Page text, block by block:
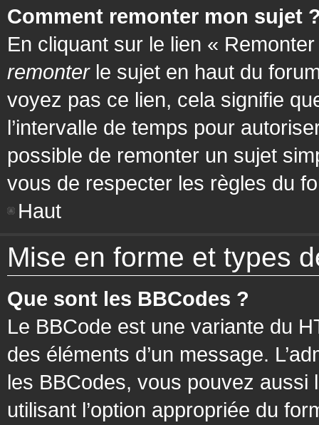
Comment remonter mon sujet
En cliquant sur le lien «
remonterle sujet en haut du
voyez pas ce lien, cela signifie
l’intervalle de temps pour
possible de remonter un sujet
vous de respecter les règles du
Haut
Mise en forme et types
Que sont les BBCodes ?
Le BBCode est une variante du
des éléments d’un message.
les BBCodes, vous pouvez
utilisant l’option appropriée du